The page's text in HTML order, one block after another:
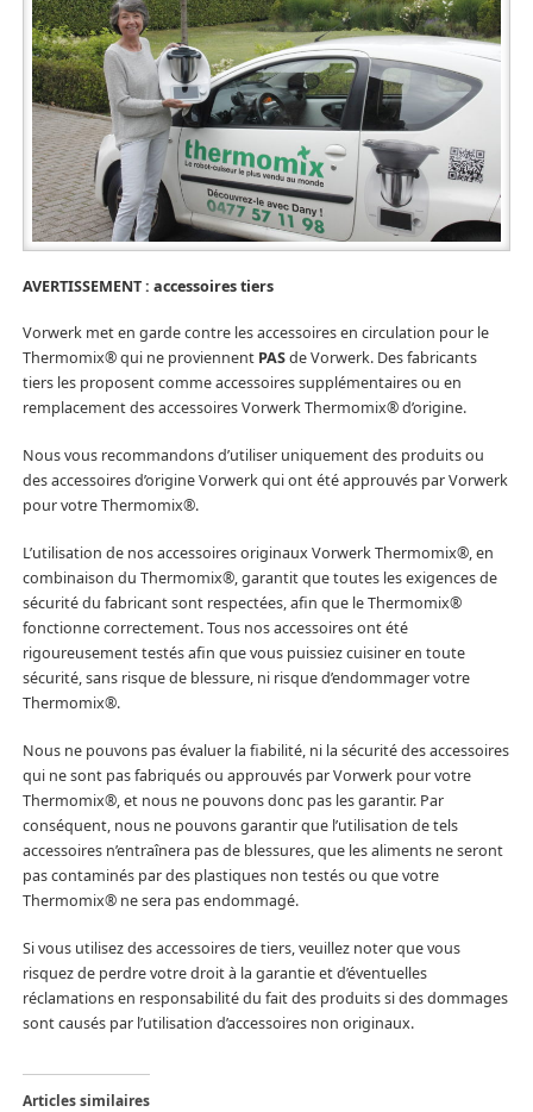
AVERTISSEMENT : accessoires tiers
Vorwerk met en garde contre les accessoires en circulation pour le
Thermomix® qui ne proviennent PASde Vorwerk. Des fabricants
tiers les proposent comme accessoires supplémentaires ou en
remplacement des accessoires Vorwerk Thermomix® d’origine.
Nous vous recommandons d’utiliser uniquement des produits ou
des accessoires d’origine Vorwerk qui ont été approuvés par Vorwerk
pour votre Thermomix®.
L’utilisation de nos accessoires originaux Vorwerk Thermomix®, en
combinaison du Thermomix®, garantit que toutes les exigences de
sécurité du fabricant sont respectées, afin que le Thermomix®
fonctionne correctement. Tous nos accessoires ont été
rigoureusement testés afin que vous puissiez cuisiner en toute
sécurité, sans risque de blessure, ni risque d’endommager votre
Thermomix®.
Nous ne pouvons pas évaluer la fiabilité, ni la sécurité des accessoires
qui ne sont pas fabriqués ou approuvés par Vorwerk pour votre
Thermomix®, et nous ne pouvons donc pas les garantir. Par
conséquent, nous ne pouvons garantir que l’utilisation de tels
accessoires n’entraînera pas de blessures, que les aliments ne seront
pas contaminés par des plastiques non testés ou que votre
Thermomix® ne sera pas endommagé.
Si vous utilisez des accessoires de tiers, veuillez noter que vous
risquez de perdre votre droit à la garantie et d’éventuelles
réclamations en responsabilité du fait des produits si des dommages
sont causés par l’utilisation d’accessoires non originaux.
Articles similaires